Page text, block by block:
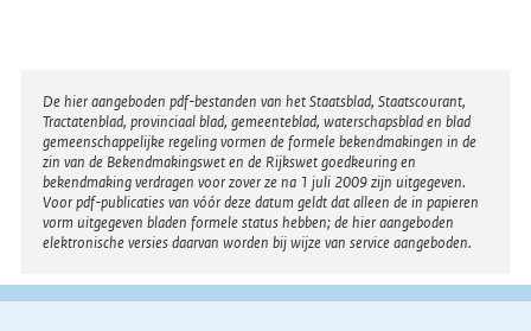
Disclaimer
De hier aangeboden pdf-bestanden van het Staatsblad, Staatscourant,
Tractatenblad, provinciaal blad, gemeenteblad, waterschapsblad en blad
gemeenschappelijke regeling vormen de formele bekendmakingen in de
zin van de Bekendmakingswet en de Rijkswet goedkeuring en
bekendmaking verdragen voor zover ze na 1 juli 2009 zijn uitgegeven.
Voor pdf-publicaties van vóór deze datum geldt dat alleen de in papieren
vorm uitgegeven bladen formele status hebben; de hier aangeboden
elektronische versies daarvan worden bij wijze van service aangeboden.